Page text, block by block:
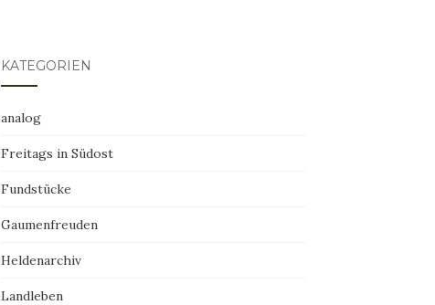
KATEGORIEN
analog
Freitags in Südost
Fundstücke
Gaumenfreuden
Heldenarchiv
Landleben